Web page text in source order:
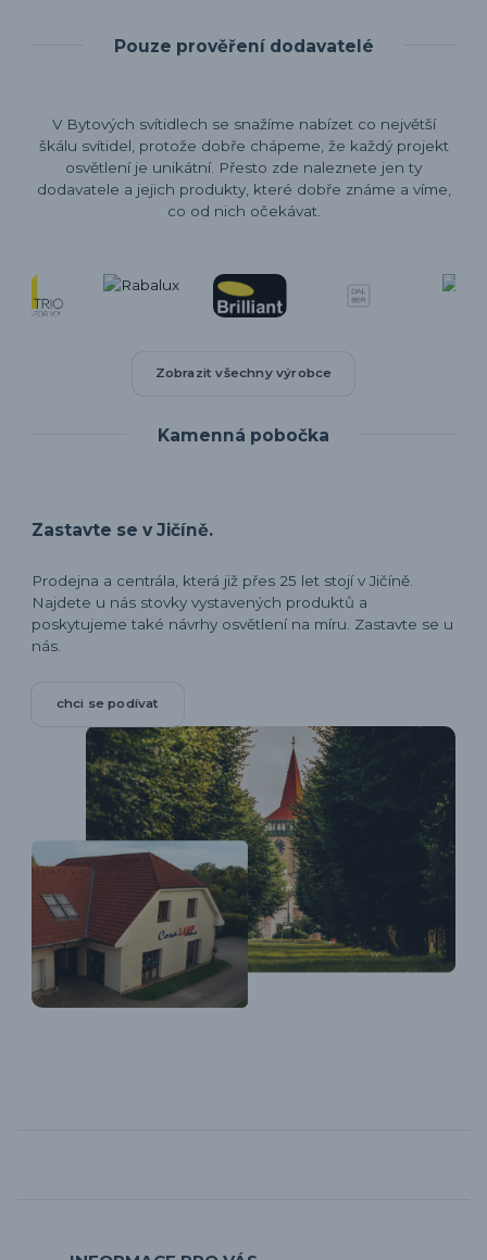
Pouze prověření dodavatelé
V Bytových svítidlech se snažíme nabízet co největší
škálu svítidel, protože dobře chápeme, že každý projekt
osvětlení je unikátní. Přesto zde naleznete jen ty
dodavatele a jejich produkty, které dobře známe a víme,
co od nich očekávat.
Zobrazit všechny výrobce
Kamenná pobočka
Zastavte se v Jičíně.
Prodejna a centrála, která již přes 25 let stojí v Jičíně.
Najdete u nás stovky vystavených produktů a
poskytujeme také návrhy osvětlení na míru. Zastavte se u
nás.
chci se podívat